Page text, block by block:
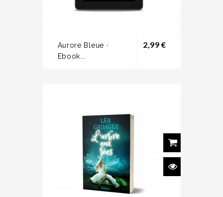
Aurore Bleue ·
Ebook...
2,99 €